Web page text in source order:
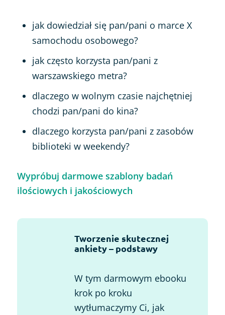
jak dowiedział się pan/pani o marce X
samochodu osobowego?
jak często korzysta pan/pani z
warszawskiego metra?
dlaczego w wolnym czasie najchętniej
chodzi pan/pani do kina?
dlaczego korzysta pan/pani z zasobów
biblioteki w weekendy?
Wypróbuj darmowe szablony badań
ilościowych i jakościowych
Tworzenie skutecznej
ankiety – podstawy
W tym darmowym ebooku
krok po kroku
wytłumaczymy Ci, jak